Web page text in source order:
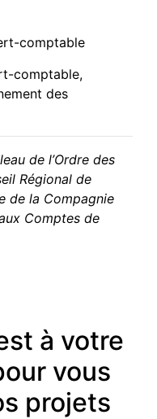
comptable
comptable,
des
de l’Ordre des
Régional de
de la Compagnie
Comptes de
à votre
vous
projets